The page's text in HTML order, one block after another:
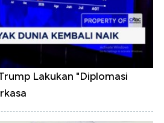
Lakukan "Diplomasi